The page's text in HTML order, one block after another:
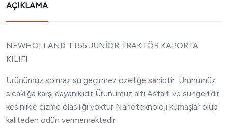
AÇIKLAMA
NEWHOLLAND TT55 JUNİOR TRAKTÖR KAPORTA
KILIFI
Ürünümüz solmaz su geçirmez özelliğe sahiptir Ürünümüz
sıcaklığa karşı dayanıklıdır Ürünümüz altı Astarlı ve sungerlidir
kesinlikle çizme olasılığı yoktur Nanoteknoloji kumaşlar olup
kaliteden ödün vermemektedir